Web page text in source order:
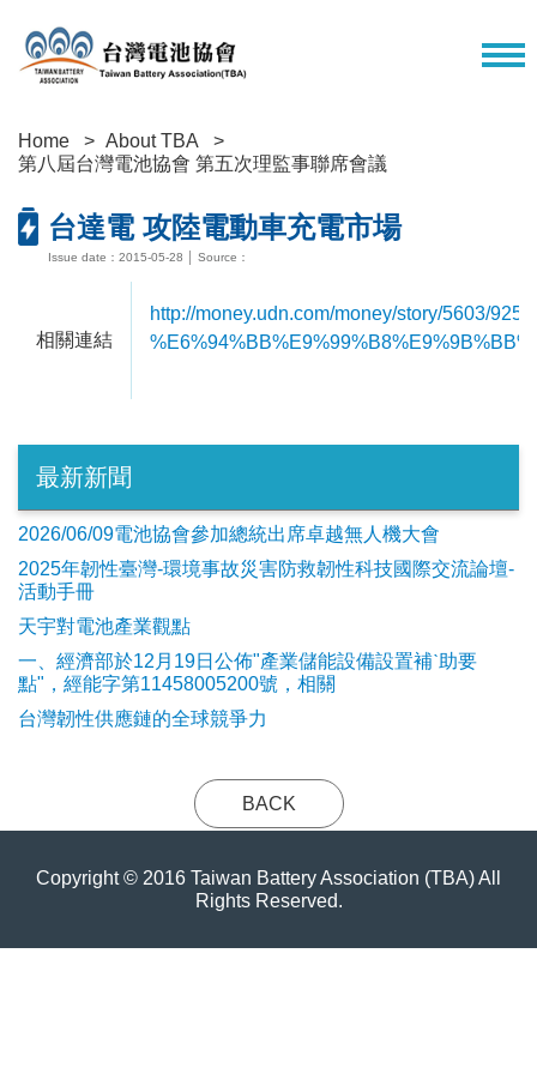
Home
About TBA
第八屆台灣電池協會 第五次理監事聯席會議
台達電 攻陸電動車充電市場
Issue date：2015-05-28 │ Source：
相關連結
http://money.udn.com/money/story/5603/
最新新聞
2026/06/09電池協會參加總統出席卓越無人機大會
2025年韌性臺灣-環境事故災害防救韌性科技國際交流論壇-
活動手冊
天宇對電池產業觀點
​一、經濟部於12月19日公佈"產業儲能設備設置補ˋ助要
點"，經能字第11458005200號，相關
台灣韌性供應鏈的全球競爭力
BACK
Copyright © 2016 Taiwan Battery Association (TBA) All
Rights Reserved.